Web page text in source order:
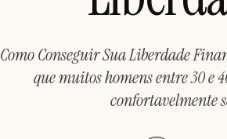
Como Conseguir Sua Liberdade
que muitos homens entre 30 e
confortavelmente